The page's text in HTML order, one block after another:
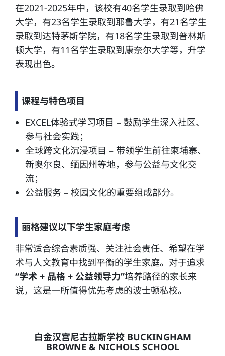
在2021-2025年中，该校有40名学生录取到哈佛
大学，有23名学生录取到耶鲁大学，有21名学生
录取到达特茅斯学院，有18名学生录取到普林斯
顿大学，有11名学生录取到康奈尔大学等，升学
表现出色。
课程与特色项目
EXCEL体验式学习项目 – 鼓励学生深入社区、
参与社会实践；
全球跨文化沉浸项目 – 带领学生前往柬埔寨、
新奥尔良、缅因州等地，参与公益与文化交
流；
公益服务 – 校园文化的重要组成部分。
丽格建议以下学生家庭考虑
非常适合综合素质强、关注社会责任、希望在学
术与人文教育中找到平衡的学生家庭。对于追求
“学术 + 品格 + 公益领导力”培养路径的家长来
说，这是一所值得优先考虑的波士顿私校。
白金汉宫尼古拉斯学校 BUCKINGHAM
BROWNE & NICHOLS SCHOOL